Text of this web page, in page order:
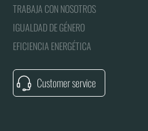
TRABAJA CON NOSOTROS
IGUALDAD DE GÉNERO
EFICIENCIA ENERGÉTICA
Customer service